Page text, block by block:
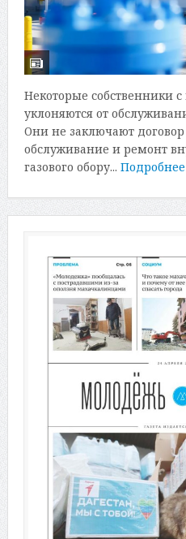
Некоторые собственники
уклоняются от
Они не заключают договор
обслуживание и ремонт
газового обору... Подробнее